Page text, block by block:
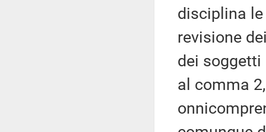
disciplina
revisione
dei soggetti
al comma